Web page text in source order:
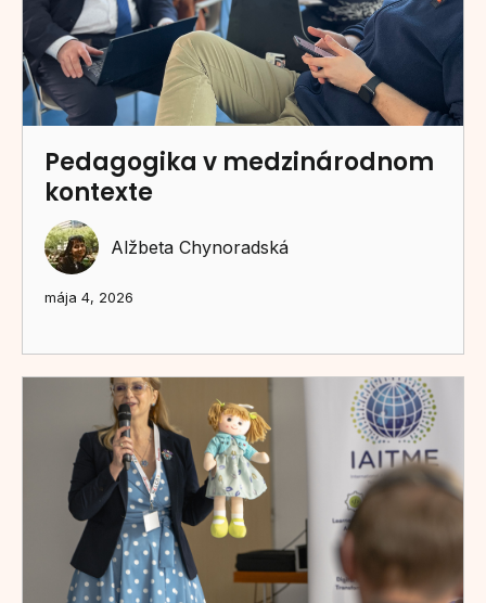
Pedagogika v medzinárodnom
kontexte
Alžbeta Chynoradská
mája 4, 2026